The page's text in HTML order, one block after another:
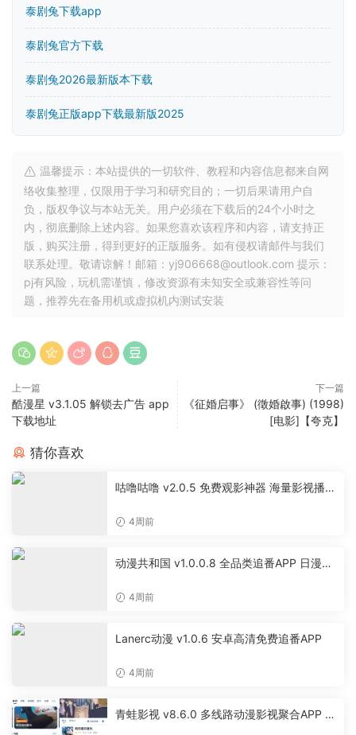
泰剧兔下载app
泰剧兔官方下载
泰剧兔2026最新版本下载
泰剧兔正版app下载最新版2025
温馨提示：本站提供的一切软件、教程和内容信息都来自网
络收集整理，仅限用于学习和研究目的；一切后果请用户自
负，版权争议与本站无关。用户必须在下载后的24个小时之
内，彻底删除上述内容。如果您喜欢该程序和内容，请支持正
版，购买注册，得到更好的正版服务。如有侵权请邮件与我们
联系处理。敬请谅解！邮箱：yj906668@outlook.com 提示：
pj有风险，玩机需谨慎，修改资源有未知安全或兼容性等问
题，推荐先在备用机或虚拟机内测试安装
上一篇
酷漫星 v3.1.05 解锁去广告 app
下载地址
下一篇
《征婚启事》 (徵婚啟事) (1998)
[电影]【夸克】
猜你喜欢
咕噜咕噜 v2.0.5 免费观影神器 海量影视播放
4周前
动漫共和国 v1.0.0.8 全品类追番APP 日漫国
4周前
Lanerc动漫 v1.0.6 安卓高清免费追番APP
4周前
青蛙影视 v8.6.0 多线路动漫影视聚合APP 免